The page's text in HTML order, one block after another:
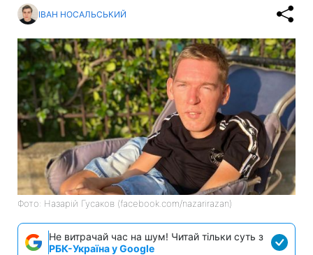
ІВАН НОСАЛЬСЬКИЙ
Фото: Назарій Гусаков (facebook.com/nazarirazan)
Не витрачай час на шум! Читай тільки суть з
РБК-Україна у Google